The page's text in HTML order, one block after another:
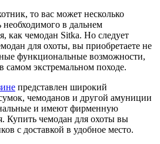
то вас может несколько
необходимого в дальнем
как чемодан Sitka. Но следует
для охоты, вы приобретаете не
функциональные возможности,
самом экстремальном походе.
представлен широкий
чемоданов и другой амуниции
и имеют фирменную
Купить чемодан для охоты вы
с доставкой в удобное место.